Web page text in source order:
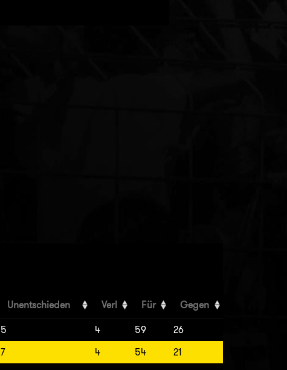
Unentschieden Verl Für Gegen
5 4 59
26
7 4 54
21